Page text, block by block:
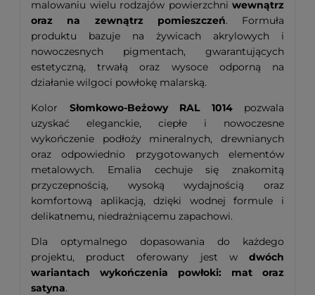
malowaniu wielu rodzajów powierzchni wewnątrz
oraz na zewnątrz pomieszczeń. Formuła
produktu bazuje na żywicach akrylowych i
nowoczesnych pigmentach, gwarantujących
estetyczną, trwałą oraz wysoce odporną na
działanie wilgoci powłokę malarską.
Kolor Słomkowo-Beżowy RAL 1014pozwala
uzyskać eleganckie, ciepłe i nowoczesne
wykończenie podłoży mineralnych, drewnianych
oraz odpowiednio przygotowanych elementów
metalowych. Emalia cechuje się znakomitą
przyczepnością, wysoką wydajnością oraz
komfortową aplikacją, dzięki wodnej formule i
delikatnemu, niedrażniącemu zapachowi.
Dla optymalnego dopasowania do każdego
projektu, product oferowany jest w dwóch
wariantach wykończenia powłoki: mat oraz
satyna.